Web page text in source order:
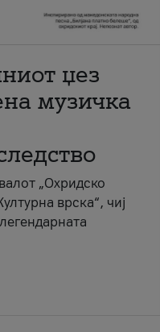
џез
музичка
„Охридско
врска“, чиј